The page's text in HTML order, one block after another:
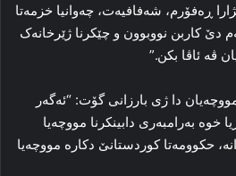
ڕه‌فۆرم، شه‌فافیه‌ت، چەوانیا خزمه‌تا
دێ كاربن نووبوون و چێکرنا ژێرخانه‌ک
ڤه‌ ئاڤا بکن.”
دا‌ ژی بارزانی گۆت: “ئه‌گه‌ر
خوه‌ به‌رامبه‌ری دابینکرنا مووچه‌یا
حکوومه‌تا کوردستانێ دکاره‌ مووچه‌یا